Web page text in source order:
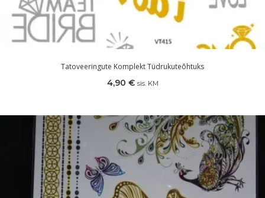
Tatoveeringute Komplekt Tüdrukuteõhtuks
4,90 € sis. KM